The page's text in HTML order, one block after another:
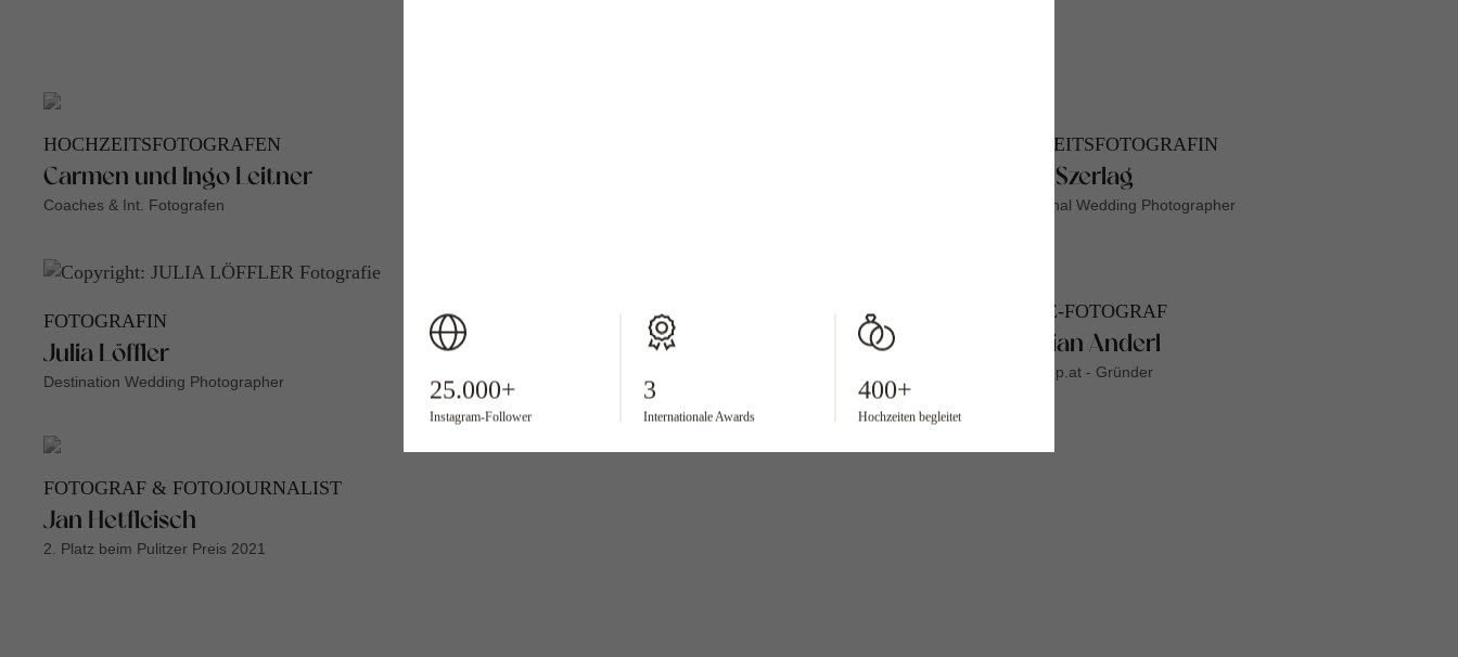
HOCHZEITSFOTOGRAFEN
Carmen und Ingo Leitner
Coaches & Int. Fotografen
HOCHZEITSFOTOGRAFIN
Agata Szerlag
International Wedding Photographer
FOTOGRAFIN
Julia Löffler
Destination Wedding Photographer
WEDDING PHOTOGRAPHER
International Wedding Photographer
PEOPLE-FOTOGRAF
Christian Anderl
Shootcamp.at - Gründer
FOTOGRAF & FOTOJOURNALIST
Jan Hetfleisch
2. Platz beim Pulitzer Preis 2021
Instagram-Follower
25.000+
Internationale Awards
3
Hochzeiten begleitet
400+